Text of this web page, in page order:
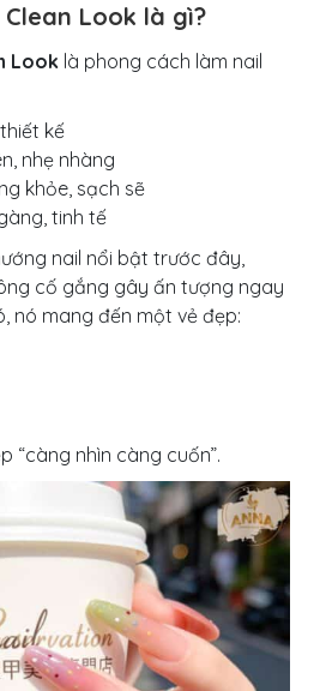
Look là gì?
Look là phong cách làm nail
kế
nhẹ nhàng
khỏe, sạch sẽ
tinh tế
nail nổi bật trước đây,
cố gắng gây ấn tượng ngay
nó mang đến một vẻ đẹp:
“càng nhìn càng cuốn”.